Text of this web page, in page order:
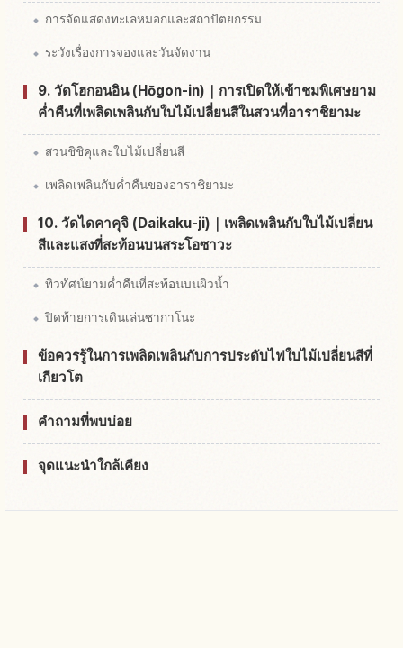
การจัดแสดงทะเลหมอกและสถาปัตยกรรม
ระวังเรื่องการจองและวันจัดงาน
9. วัดโฮกอนอิน (Hōgon-in)｜การเปิดให้เข้าชมพิเศษยาม
ค่ำคืนที่เพลิดเพลินกับใบไม้เปลี่ยนสีในสวนที่อาราชิยามะ
สวนชิชิคุและใบไม้เปลี่ยนสี
เพลิดเพลินกับค่ำคืนของอาราชิยามะ
10. วัดไดคาคุจิ (Daikaku-ji)｜เพลิดเพลินกับใบไม้เปลี่ยน
สีและแสงที่สะท้อนบนสระโอซาวะ
ทิวทัศน์ยามค่ำคืนที่สะท้อนบนผิวน้ำ
ปิดท้ายการเดินเล่นซากาโนะ
ข้อควรรู้ในการเพลิดเพลินกับการประดับไฟใบไม้เปลี่ยนสีที่
เกียวโต
คำถามที่พบบ่อย
จุดแนะนำใกล้เคียง